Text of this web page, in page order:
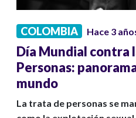
COLOMBIA Hace 3
Día Mundial contra
Personas:
mundo
La trata de personas se